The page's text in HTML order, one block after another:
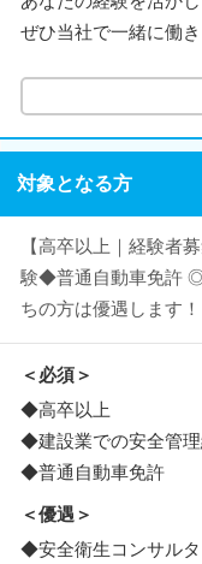
ぜひ当社で一緒に働
対象となる方
【高卒以上｜経験者
験◆普通自動車免許
ちの方は優遇します！
＜必須＞
◆高卒以上
◆建設業での安全管
◆普通自動車免許
＜優遇＞
◆安全衛生コンサル